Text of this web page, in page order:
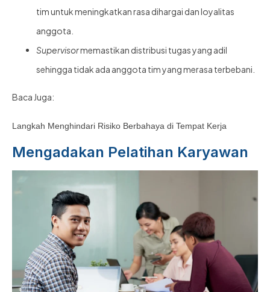
tim untuk meningkatkan rasa dihargai dan loyalitas
anggota.
Supervisormemastikan distribusi tugas yang adil
sehingga tidak ada anggota tim yang merasa terbebani.
Baca Juga:
Langkah Menghindari Risiko Berbahaya di Tempat Kerja
Mengadakan Pelatihan Karyawan